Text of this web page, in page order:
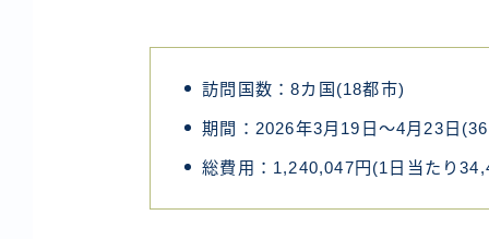
訪問国数：8カ国(18都市)
期間：2026年3月19日～4月23日
総費用：1,240,047円(1日当たり